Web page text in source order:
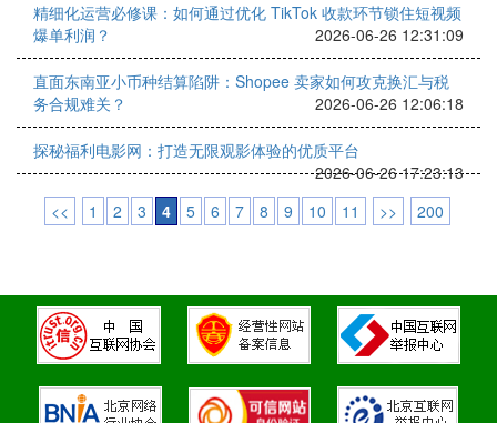
精细化运营必修课：如何通过优化 TikTok 收款环节锁住短视频
爆单利润？
2026-06-26 12:31:09
直面东南亚小币种结算陷阱：Shopee 卖家如何攻克换汇与税
务合规难关？
2026-06-26 12:06:18
探秘福利电影网：打造无限观影体验的优质平台
2026-06-26 17:23:13
<<
1 2 3 4 5 6 7 8 9 10 11 >> 200